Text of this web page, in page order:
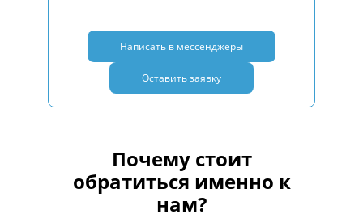
Написать в мессенджеры
Оставить заявку
Почему стоит
обратиться именно к
нам?